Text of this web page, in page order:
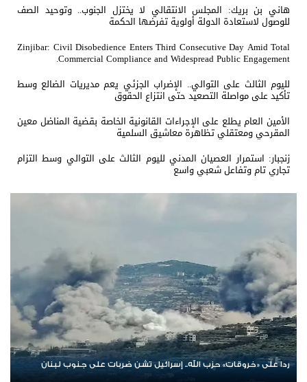
هاني بن بريك: المجلس الانتقالي لا يختزل الجنوب.. وتوحيد الصف
للوصول لاستعادة الدولة أولوية تفرضها الحكمة
Zinjibar: Civil Disobedience Enters Third Consecutive Day Amid Total
Commercial Compliance and Widespread Public Engagement.
لليوم الثالث على التوالي.. الإضراب الجزئي يعم مديريات الضالع وسط
تأكيد على مواصلة التصعيد حتى انتزاع الحقوق
الأمين العام يطلع على الإجراءات القانونية الخاصة بقضية المناضل معين
المقرحي ومعتقلي تظاهرة معاشيق السلمية
زنجبار: استمرار العصيان المدني لليوم الثالث على التوالي وسط التزام
تجاري تام وتفاعل شعبي واسع
الإمارات ترسخ دعم الموهوبين والمبدعين العرب عبر مبادرات نوعية